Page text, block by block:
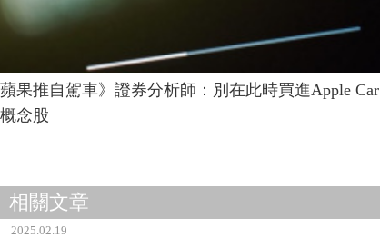
蘋果推自駕車》證券分析師：別在此時買進Apple Car
概念股
相關文章
2025.02.19